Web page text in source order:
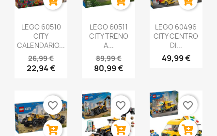
LEGO 60510
CITY
CALENDARIO...
26,99 €
22,94 €
LEGO 60511
CITY TRENO
A...
89,99 €
80,99 €
LEGO 60496
CITY CENTRO
DI...
49,99 €
favorite_border favorite_border favorite_border